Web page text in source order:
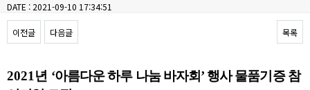
DATE : 2021-09-10 17:34:51
이전글 다음글 목록
2021년 ‘아름다운 하루 나눔 바자회’ 행사 물품기증 참